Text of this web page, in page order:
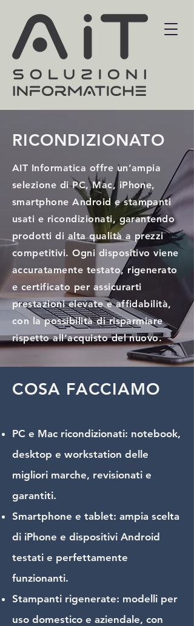
RICONDIZIONATO
AIT Informatica offre un’ampia
selezione di PC, Mac, iPhone,
smartphone Android e stampanti
usati e ricondizionati, garantendo
prodotti di alta qualità a prezzi
competitivi. Ogni dispositivo viene
accuratamente testato, rigenerato
e certificato per assicurarti
prestazioni elevate e affidabilità,
con la possibilità di risparmiare
rispetto all’acquisto del nuovo.
COSA FACCIAMO
PC e Mac ricondizionati: notebook,
desktop e workstation delle
migliori marche, revisionati e
garantiti.
Smartphone e tablet: ampia scelta
di iPhone e dispositivi Android
testati e perfettamente
funzionanti.
Stampanti rigenerate: modelli per
uso domestico e aziendale, con